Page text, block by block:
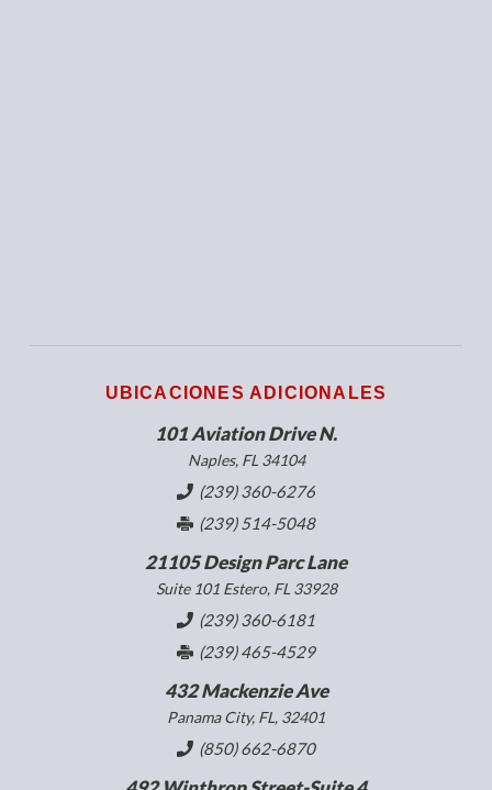
UBICACIONES ADICIONALES
101 Aviation Drive N.
Naples, FL 34104
(239) 360-6276
(239) 514-5048
21105 Design Parc Lane
Suite 101 Estero, FL 33928
(239) 360-6181
(239) 465-4529
432 Mackenzie Ave
Panama City, FL, 32401
(850) 662-6870